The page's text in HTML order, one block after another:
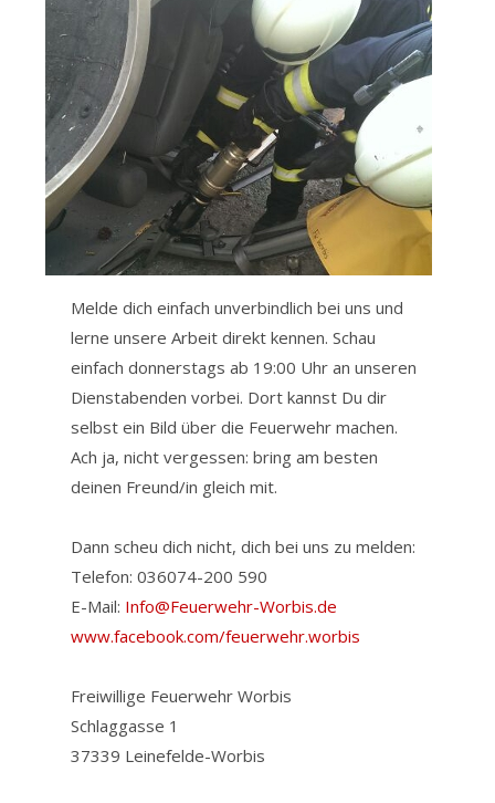
Melde dich einfach unverbindlich bei uns und
lerne unsere Arbeit direkt kennen. Schau
einfach donnerstags ab 19:00 Uhr an unseren
Dienstabenden vorbei. Dort kannst Du dir
selbst ein Bild über die Feuerwehr machen.
Ach ja, nicht vergessen: bring am besten
deinen Freund/in gleich mit.
Dann scheu dich nicht, dich bei uns zu melden:
Telefon: 036074-200 590
E-Mail: Info@Feuerwehr-Worbis.de
www.facebook.com/feuerwehr.worbis
Freiwillige Feuerwehr Worbis
Schlaggasse 1
37339 Leinefelde-Worbis